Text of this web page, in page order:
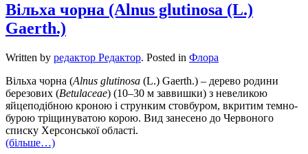
Вільха чорна (Alnus glutinosa (L.)
Gaerth.)
Written by редактор Редактор. Posted in Флора
Вільха чорна (Alnus glutinosa (L.) Gaerth.) – дерево родини
березових (Betulaceae) (10–30 м заввишки) з невеликою
яйцеподібною кроною і струнким стовбуром, вкритим темно-
бурою тріщинуватою корою. Вид занесено до Червоного
списку Херсонської області.
(більше…)